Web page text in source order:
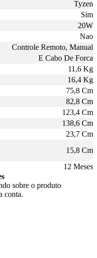
Tyzen
Sim
20W
Nao
Controle Remoto, Manual
E Cabo De Forca
11,6 Kg
16,4 Kg
75,8 Cm
82,8 Cm
123,4 Cm
138,6 Cm
23,7 Cm
15,8 Cm
12 Meses
sobre o produto
conta.